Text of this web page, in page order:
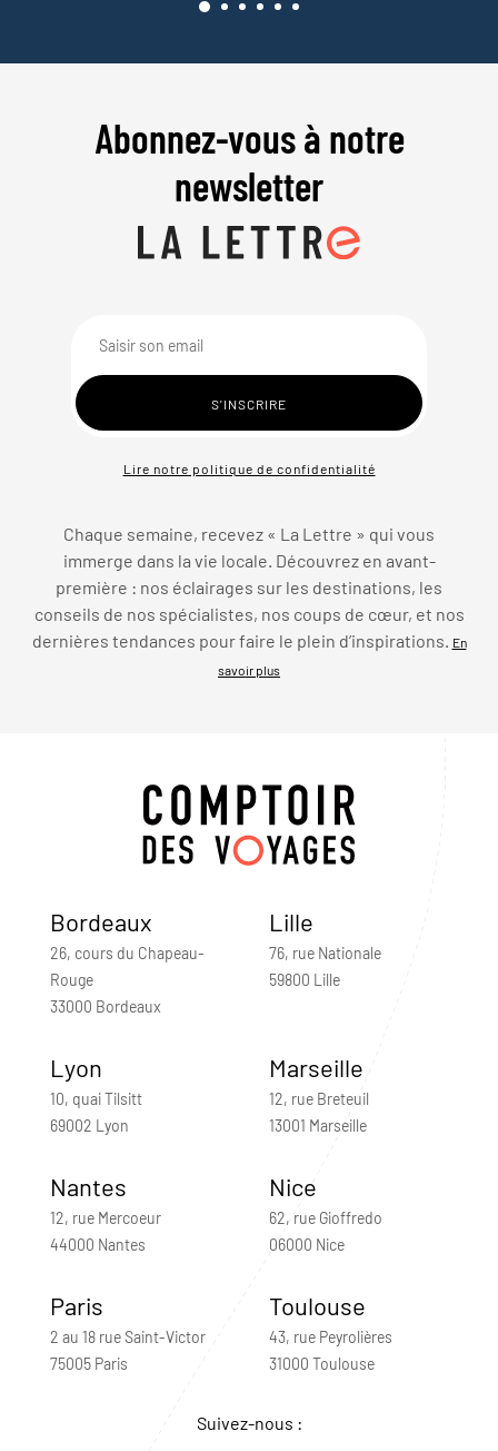
Abonnez-vous à notre
newsletter
Lire notre politique de confidentialité
Chaque semaine, recevez « La Lettre » qui vous
immerge dans la vie locale. Découvrez en avant-
première : nos éclairages sur les destinations, les
conseils de nos spécialistes, nos coups de cœur, et nos
dernières tendances pour faire le plein d’inspirations.
En
savoir plus
Bordeaux
26, cours du Chapeau-
Rouge
33000 Bordeaux
Lille
76, rue Nationale
59800 Lille
Lyon
10, quai Tilsitt
69002 Lyon
Marseille
12, rue Breteuil
13001 Marseille
Nantes
12, rue Mercoeur
44000 Nantes
Nice
62, rue Gioffredo
06000 Nice
Paris
2 au 18 rue Saint-Victor
75005 Paris
Toulouse
43, rue Peyrolières
31000 Toulouse
Suivez-nous :